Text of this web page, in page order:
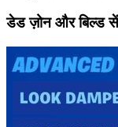
डेड ज़ोन और बिल्ड